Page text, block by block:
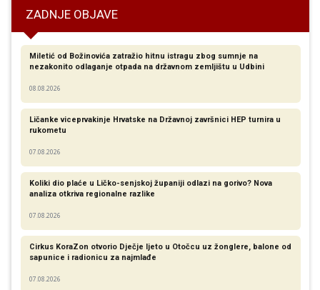
ZADNJE OBJAVE
Miletić od Božinovića zatražio hitnu istragu zbog sumnje na
nezakonito odlaganje otpada na državnom zemljištu u Udbini
08.08.2026
Ličanke viceprvakinje Hrvatske na Državnoj završnici HEP turnira u
rukometu
07.08.2026
Koliki dio plaće u Ličko-senjskoj županiji odlazi na gorivo? Nova
analiza otkriva regionalne razlike​
07.08.2026
Cirkus KoraZon otvorio Dječje ljeto u Otočcu uz žonglere, balone od
sapunice i radionicu za najmlađe
07.08.2026